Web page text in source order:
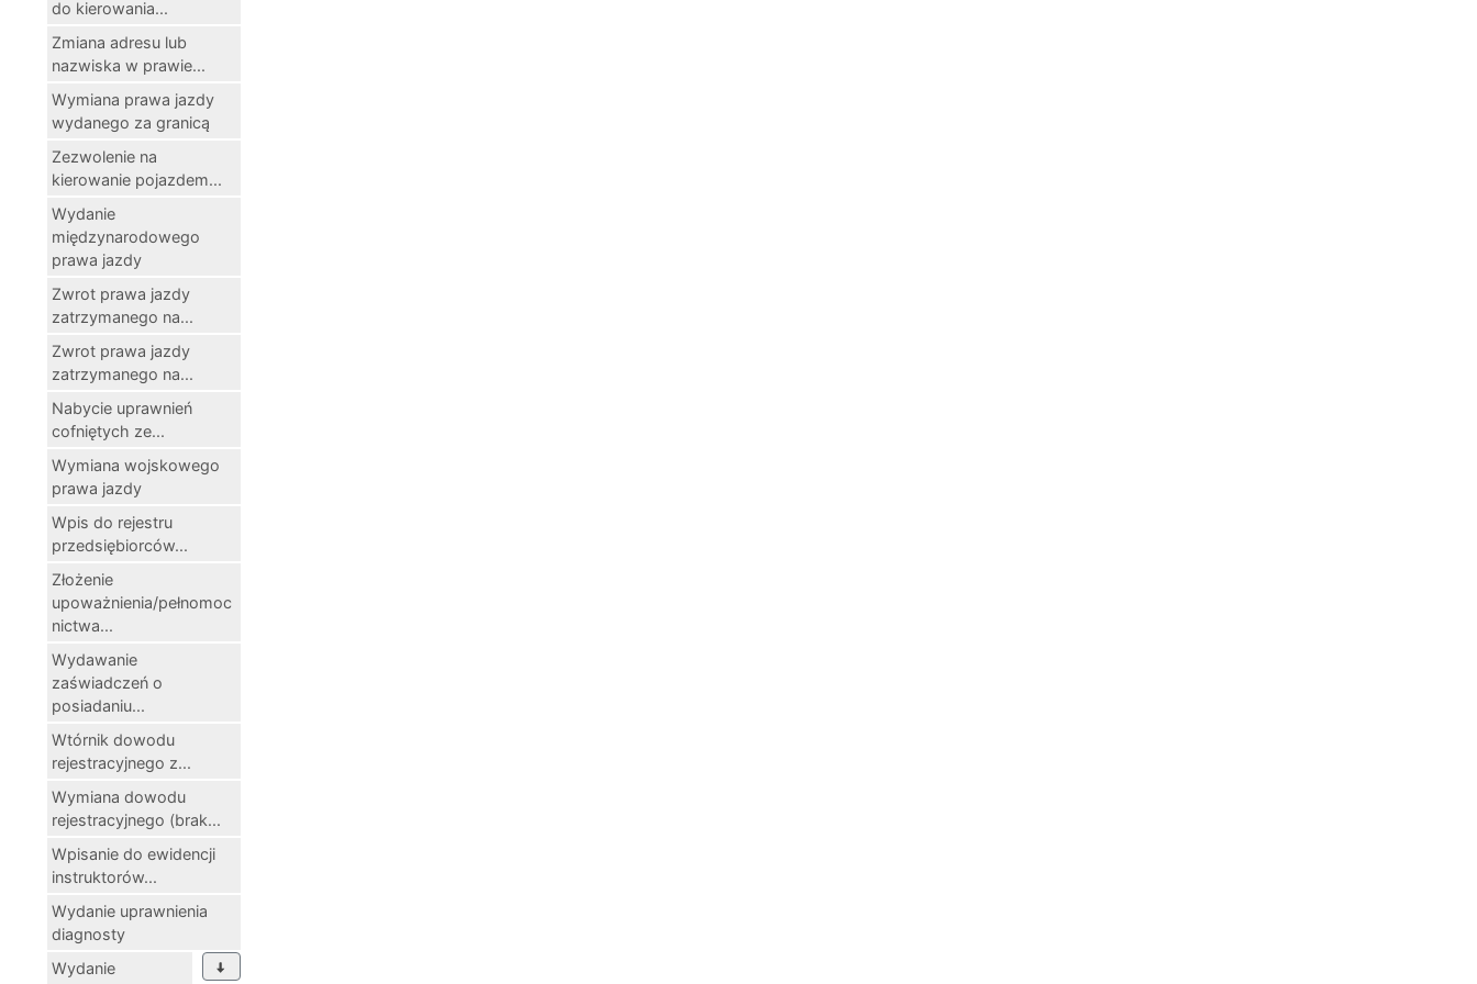
do kierowania...
Zmiana adresu lub
nazwiska w prawie...
Wymiana prawa jazdy
wydanego za granicą
Zezwolenie na
kierowanie pojazdem...
Wydanie
międzynarodowego
prawa jazdy
Zwrot prawa jazdy
zatrzymanego na...
Zwrot prawa jazdy
zatrzymanego na...
Nabycie uprawnień
cofniętych ze...
Wymiana wojskowego
prawa jazdy
Wpis do rejestru
przedsiębiorców...
Złożenie
upoważnienia/pełnomoc
nictwa...
Wydawanie
zaświadczeń o
posiadaniu...
Wtórnik dowodu
rejestracyjnego z...
Wymiana dowodu
rejestracyjnego (brak...
Wpisanie do ewidencji
instruktorów...
Wydanie uprawnienia
diagnosty
Wydanie